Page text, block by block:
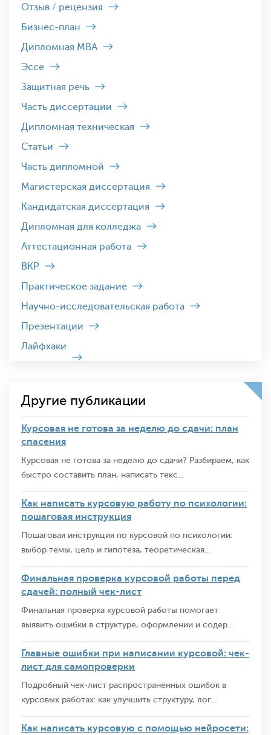
Отзыв / рецензия
Бизнес-план
Дипломная MBA
Эссе
Защитная речь
Часть диссертации
Дипломная техническая
Статьи
Часть дипломной
Магистерская диссертация
Кандидатская диссертация
Дипломная для колледжа
Аттестационная работа
ВКР
Практическое задание
Научно-исследовательская работа
Презентации
Лайфхаки
Другие публикации
Курсовая не готова за неделю до сдачи: план
спасения
Курсовая не готова за неделю до сдачи? Разбираем, как
быстро составить план, написать текс...
Как написать курсовую работу по психологии:
пошаговая инструкция
Пошаговая инструкция по курсовой по психологии:
выбор темы, цель и гипотеза, теоретическая...
Финальная проверка курсовой работы перед
сдачей: полный чек-лист
Финальная проверка курсовой работы помогает
выявить ошибки в структуре, оформлении и содер...
Главные ошибки при написании курсовой: чек-
лист для самопроверки
Подробный чек-лист распространённых ошибок в
курсовых работах: как улучшить структуру, лог...
Как написать курсовую с помощью нейросети: